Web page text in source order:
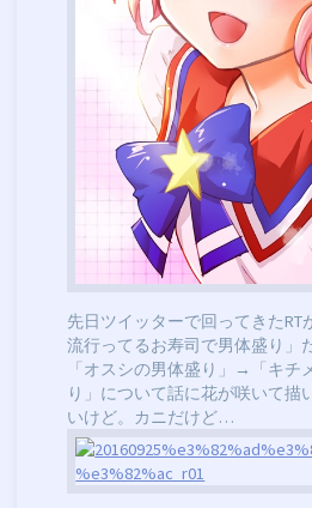
先日ツイッターで回ってきたRT
流行ってるお寿司で男体盛り」
「オスシの男体盛り」→「キチ
り」について話に花が咲いて描
いけど。カニだけど…